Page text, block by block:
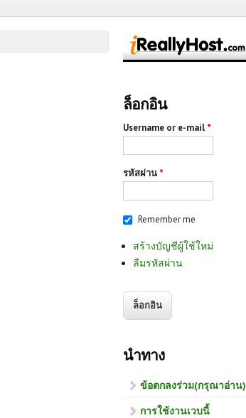
ล็อกอิน
Username or e-mail *
รหัสผ่าน *
Remember me
สร้างบัญชีผู้ใช้ใหม่
ลืมรหัสผ่าน
นำทาง
ข้อตกลงร่วม(กรุณาอ่าน)
การใช้งานเวบนี้